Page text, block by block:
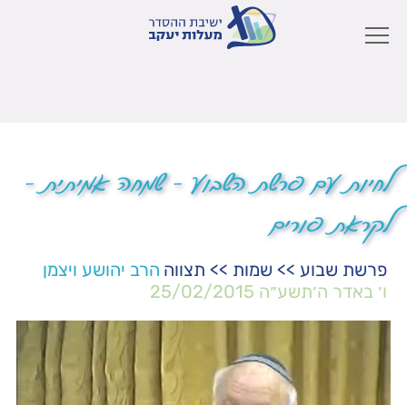
לחיות עם פרשת השבוע – שמחה אמיתית –
לקראת פורים
פרשת שבוע >> שמות >> תצווה הרב יהושע ויצמן
ו׳ באדר ה׳תשע״ה 25/02/2015
וידאו